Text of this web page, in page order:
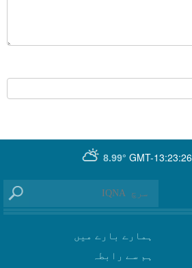
GMT-13:23:26
8.99°
ہمارے بارے میں
ہم سے رابطہ